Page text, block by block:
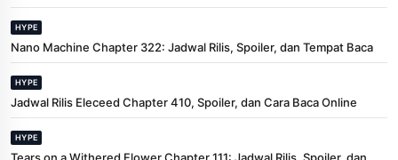
HYPE
Nano Machine Chapter 322: Jadwal Rilis, Spoiler, dan Tempat Baca
HYPE
Jadwal Rilis Eleceed Chapter 410, Spoiler, dan Cara Baca Online
HYPE
Tears on a Withered Flower Chapter 111: Jadwal Rilis, Spoiler, dan